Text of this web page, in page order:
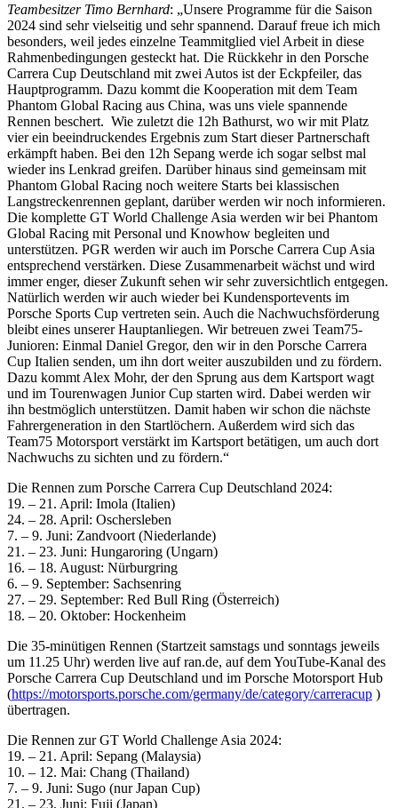
Teambesitzer Timo Bernhard: „Unsere Programme für die Saison
2024 sind sehr vielseitig und sehr spannend. Darauf freue ich mich
besonders, weil jedes einzelne Teammitglied viel Arbeit in diese
Rahmenbedingungen gesteckt hat. Die Rückkehr in den Porsche
Carrera Cup Deutschland mit zwei Autos ist der Eckpfeiler, das
Hauptprogramm. Dazu kommt die Kooperation mit dem Team
Phantom Global Racing aus China, was uns viele spannende
Rennen beschert. Wie zuletzt die 12h Bathurst, wo wir mit Platz
vier ein beeindruckendes Ergebnis zum Start dieser Partnerschaft
erkämpft haben. Bei den 12h Sepang werde ich sogar selbst mal
wieder ins Lenkrad greifen. Darüber hinaus sind gemeinsam mit
Phantom Global Racing noch weitere Starts bei klassischen
Langstreckenrennen geplant, darüber werden wir noch informieren.
Die komplette GT World Challenge Asia werden wir bei Phantom
Global Racing mit Personal und Knowhow begleiten und
unterstützen. PGR werden wir auch im Porsche Carrera Cup Asia
entsprechend verstärken. Diese Zusammenarbeit wächst und wird
immer enger, dieser Zukunft sehen wir sehr zuversichtlich entgegen.
Natürlich werden wir auch wieder bei Kundensportevents im
Porsche Sports Cup vertreten sein. Auch die Nachwuchsförderung
bleibt eines unserer Hauptanliegen. Wir betreuen zwei Team75-
Junioren: Einmal Daniel Gregor, den wir in den Porsche Carrera
Cup Italien senden, um ihn dort weiter auszubilden und zu fördern.
Dazu kommt Alex Mohr, der den Sprung aus dem Kartsport wagt
und im Tourenwagen Junior Cup starten wird. Dabei werden wir
ihn bestmöglich unterstützen. Damit haben wir schon die nächste
Fahrergeneration in den Startlöchern. Außerdem wird sich das
Team75 Motorsport verstärkt im Kartsport betätigen, um auch dort
Nachwuchs zu sichten und zu fördern.“
Die Rennen zum Porsche Carrera Cup Deutschland 2024:
19. – 21. April: Imola (Italien)
24. – 28. April: Oschersleben
7. – 9. Juni: Zandvoort (Niederlande)
21. – 23. Juni: Hungaroring (Ungarn)
16. – 18. August: Nürburgring
6. – 9. September: Sachsenring
27. – 29. September: Red Bull Ring (Österreich)
18. – 20. Oktober: Hockenheim
Die 35-minütigen Rennen (Startzeit samstags und sonntags jeweils
um 11.25 Uhr) werden live auf ran.de, auf dem YouTube-Kanal des
Porsche Carrera Cup Deutschland und im Porsche Motorsport Hub
(https://motorsports.porsche.com/germany/de/category/carreracup )
übertragen.
Die Rennen zur GT World Challenge Asia 2024:
19. – 21. April: Sepang (Malaysia)
10. – 12. Mai: Chang (Thailand)
7. – 9. Juni: Sugo (nur Japan Cup)
21. – 23. Juni: Fuji (Japan)